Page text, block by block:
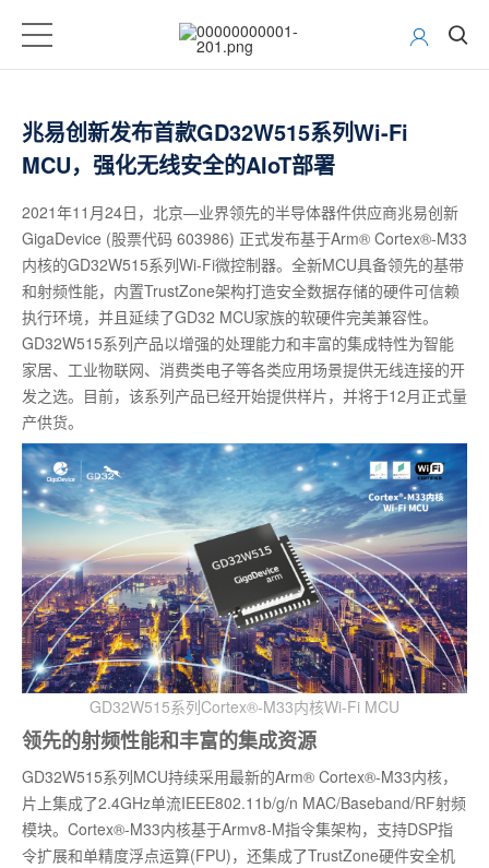
兆易创新发布首款GD32W515系列Wi-Fi
MCU，强化无线安全的AIoT部署
2021年11月24日，北京—业界领先的半导体器件供应商兆易创新
GigaDevice (股票代码 603986) 正式发布基于Arm® Cortex®-M33
内核的GD32W515系列Wi-Fi微控制器。全新MCU具备领先的基带
和射频性能，内置TrustZone架构打造安全数据存储的硬件可信赖
执行环境，并且延续了GD32 MCU家族的软硬件完美兼容性。
GD32W515系列产品以增强的处理能力和丰富的集成特性为智能
家居、工业物联网、消费类电子等各类应用场景提供无线连接的开
发之选。目前，该系列产品已经开始提供样片，并将于12月正式量
产供货。
GD32W515系列Cortex®-M33内核Wi-Fi MCU
领先的射频性能和丰富的集成资源
GD32W515系列MCU持续采用最新的Arm® Cortex®-M33内核，
片上集成了2.4GHz单流IEEE802.11b/g/n MAC/Baseband/RF射频
模块。Cortex®-M33内核基于Armv8-M指令集架构，支持DSP指
令扩展和单精度浮点运算(FPU)，还集成了TrustZone硬件安全机